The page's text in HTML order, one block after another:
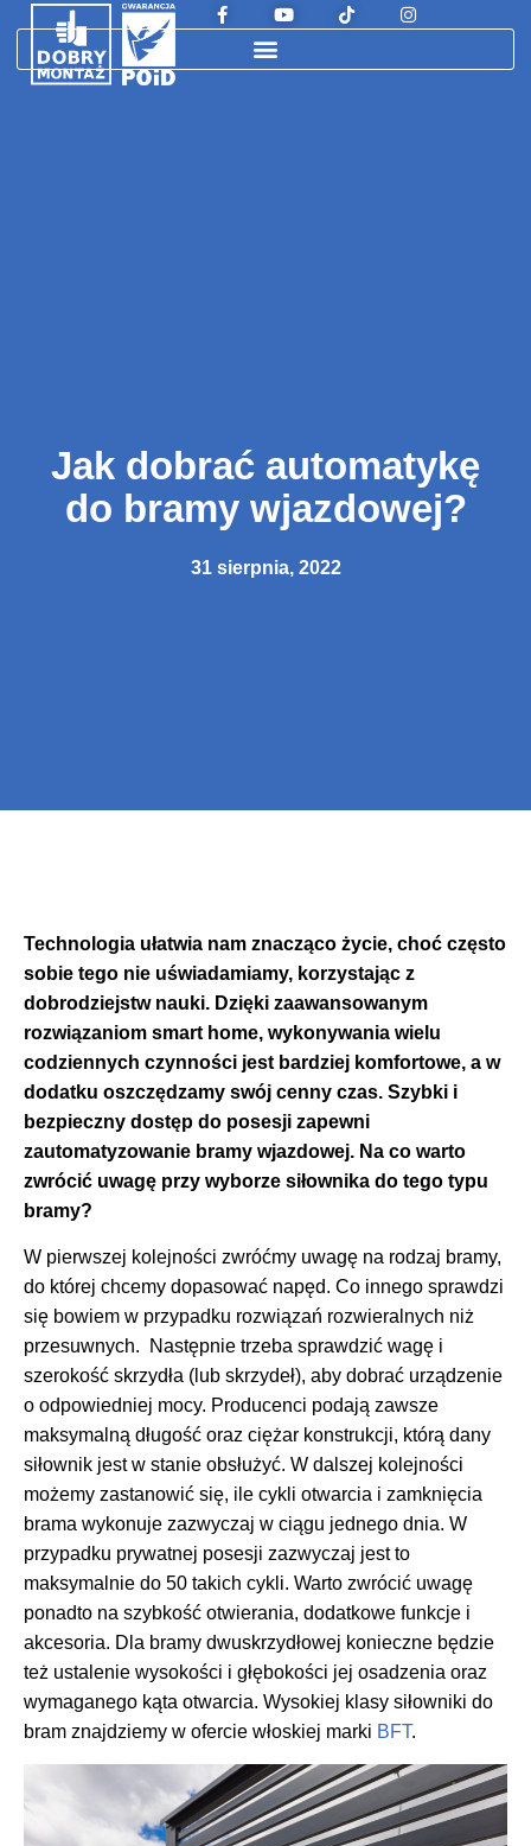
Jak dobrać automatykę
do bramy wjazdowej?
31 sierpnia, 2022
Technologia ułatwia nam znacząco życie, choć często
sobie tego nie uświadamiamy, korzystając z
dobrodziejstw nauki. Dzięki zaawansowanym
rozwiązaniom smart home, wykonywania wielu
codziennych czynności jest bardziej komfortowe, a w
dodatku oszczędzamy swój cenny czas. Szybki i
bezpieczny dostęp do posesji zapewni
zautomatyzowanie bramy wjazdowej. Na co warto
zwrócić uwagę przy wyborze siłownika do tego typu
bramy?
W pierwszej kolejności zwróćmy uwagę na rodzaj bramy,
do której chcemy dopasować napęd. Co innego sprawdzi
się bowiem w przypadku rozwiązań rozwieralnych niż
przesuwnych. Następnie trzeba sprawdzić wagę i
szerokość skrzydła (lub skrzydeł), aby dobrać urządzenie
o odpowiedniej mocy. Producenci podają zawsze
maksymalną długość oraz ciężar konstrukcji, którą dany
siłownik jest w stanie obsłużyć. W dalszej kolejności
możemy zastanowić się, ile cykli otwarcia i zamknięcia
brama wykonuje zazwyczaj w ciągu jednego dnia. W
przypadku prywatnej posesji zazwyczaj jest to
maksymalnie do 50 takich cykli. Warto zwrócić uwagę
ponadto na szybkość otwierania, dodatkowe funkcje i
akcesoria. Dla bramy dwuskrzydłowej konieczne będzie
też ustalenie wysokości i głębokości jej osadzenia oraz
wymaganego kąta otwarcia. Wysokiej klasy siłowniki do
bram znajdziemy w ofercie włoskiej marki BFT.